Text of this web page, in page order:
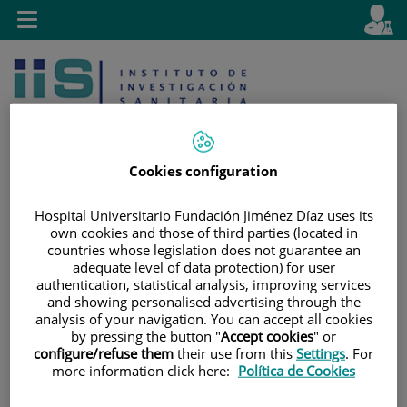
Saltar al contenido
Selector
activo
es
Buscar
Toggle
navigation
Cookies configuration
Hospital Universitario Fundación Jiménez Díaz uses its
own cookies and those of third parties (located in
countries whose legislation does not guarantee an
adequate level of data protection) for user
authentication, statistical analysis, improving services
and showing personalised advertising through the
analysis of your navigation. You can accept all cookies
by pressing the button "Accept cookies" or
configure/refuse them their use from this Settings. For
more information click here: Política de Cookies